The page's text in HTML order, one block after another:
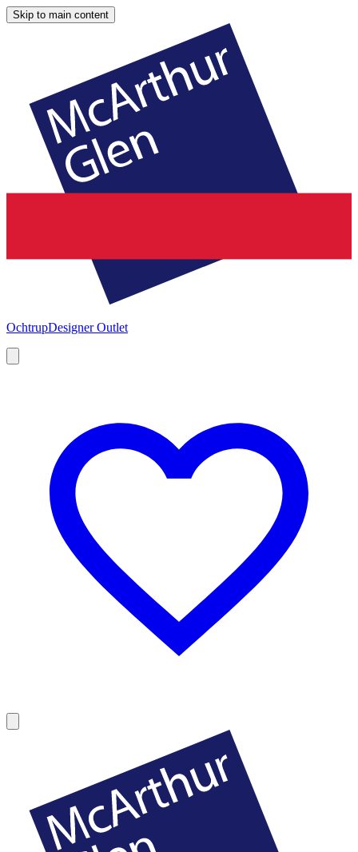
Skip to main content
OchtrupDesigner Outlet